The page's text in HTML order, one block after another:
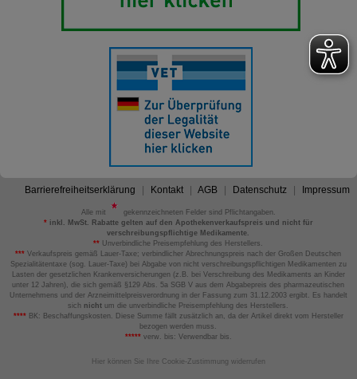
Barrierefreiheitserklärung Kontakt AGB Datenschutz Impressum
Alle mit
gekennzeichneten Felder sind Pflichtangaben.
*inkl. MwSt. Rabatte gelten auf den Apothekenverkaufspreis und nicht für
verschreibungspflichtige Medikamente.
** Unverbindliche Preisempfehlung des Herstellers.
*** Verkaufspreis gemäß Lauer-Taxe; verbindlicher Abrechnungspreis nach der Großen Deutschen
Spezialitätentaxe (sog. Lauer-Taxe) bei Abgabe von nicht verschreibungspflichtigen Medikamenten zu
Lasten der gesetzlichen Krankenversicherungen (z.B. bei Verschreibung des Medikaments an Kinder
unter 12 Jahren), die sich gemäß §129 Abs. 5a SGB V aus dem Abgabepreis des pharmazeutischen
Unternehmens und der Arzneimittelpreisverordnung in der Fassung zum 31.12.2003 ergibt. Es handelt
sich nicht um die unverbindliche Preisempfehlung des Herstellers.
****BK: Beschaffungskosten. Diese Summe fällt zusätzlich an, da der Artikel direkt vom Hersteller
bezogen werden muss.
*****verw. bis: Verwendbar bis.
Hier können Sie Ihre Cookie-Zustimmung widerrufen